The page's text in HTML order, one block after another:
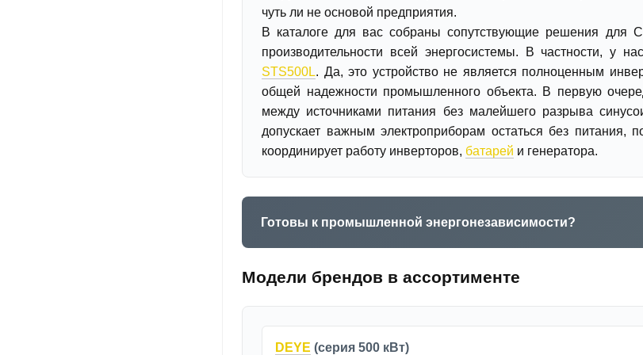
чуть ли не основой предприятия.
В каталоге для вас собраны сопутствующие решения для
производительности всей энергосистемы. В частности, у
STS500L. Да, это устройство не является полноценным
общей надежности промышленного объекта. В первую
между источниками питания без малейшего разрыва
допускает важным электроприборам остаться без
координирует работу инверторов, батарей и генератора.
Готовы к промышленной энергонезависимости?
Модели брендов в ассортименте
DEYE (серия 500 кВт)